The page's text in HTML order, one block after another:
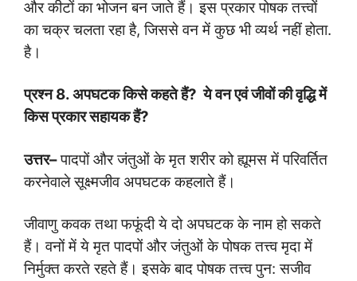
और कीटों का भोजन बन जाते हैं। इस प्रकार पोषक तत्त्वों
का चक्र चलता रहा है, जिससे वन में कुछ भी व्यर्थ नहीं होता.
है।
प्रश्न8.अपघटक किसे कहते हैं?ये वन एवं जीवों की वृद्धि में
किस प्रकार सहायक हैं?
उत्तर–पादपों और जंतुओं के मृत शरीर को ह्यूमस में परिवर्तित
करनेवाले सूक्ष्मजीव अपघटक कहलाते हैं।
जीवाणु कवक तथा फफूंदी ये दो अपघटक के नाम हो सकते
हैं। वनों में ये मृत पादपों और जंतुओं के पोषक तत्त्व मृदा में
निर्मुक्त करते रहते हैं। इसके बाद पोषक तत्त्व पुन: सजीव